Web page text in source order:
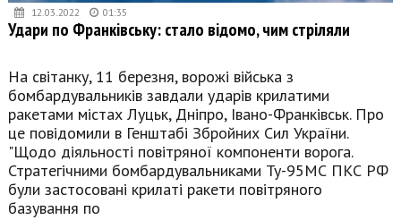
12.03.2022 01:35
Удари по Франківську: стало відомо, чим стріляли
На світанку, 11 березня, ворожі війська з
бомбардувальників завдали ударів крилатими
ракетами містах Луцьк, Дніпро, Івано-Франківськ. Про
це повідомили в Генштабі Збройних Сил України.
"Щодо діяльності повітряної компоненти ворога.
Стратегічними бомбардувальниками Ту-95МС ПКС РФ
були застосовані крилаті ракети повітряного
базування по